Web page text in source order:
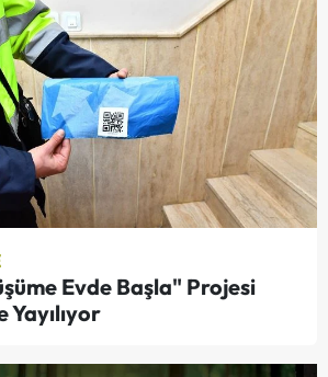
Evde Başla" Projesi
Yayılıyor